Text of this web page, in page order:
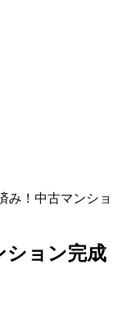
み！中古マンショ
ション完成